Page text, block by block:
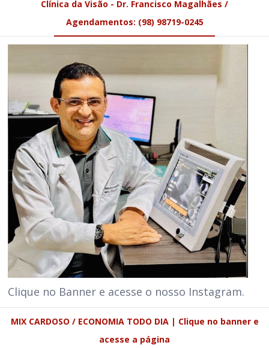
Clínica da Visão - Dr. Francisco Magalhães /
Agendamentos: (98) 98719-0245
Clique no Banner e acesse o nosso Instagram.
MIX CARDOSO / ECONOMIA TODO DIA | Clique no banner e
acesse a página